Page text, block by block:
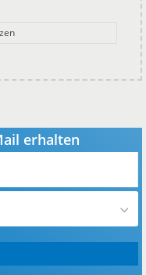
erhalten